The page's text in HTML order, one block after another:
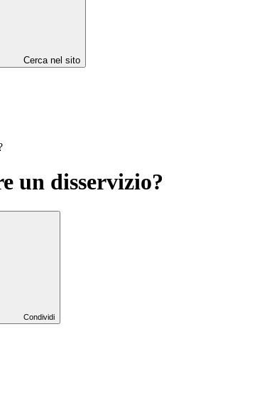
Cerca nel sito
un disservizio?
Condividi